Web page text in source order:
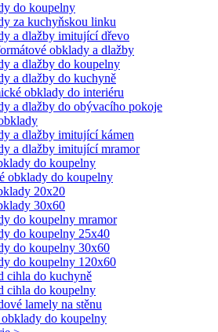
do koupelny
za kuchyňskou linku
a dlažby imitující dřevo
obklady a dlažby
a dlažby do koupelny
a dlažby do kuchyně
obklady do interiéru
a dlažby do obývacího pokoje
a dlažby imitující kámen
a dlažby imitující mramor
do koupelny
obklady do koupelny
20x20
30x60
do koupelny mramor
do koupelny 25x40
do koupelny 30x60
do koupelny 120x60
cihla do kuchyně
cihla do koupelny
lamely na stěnu
do koupelny